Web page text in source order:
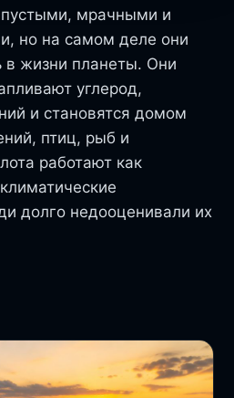
пустыми, мрачными и
но на самом деле они
в жизни планеты. Они
углерод,
и становятся домом
птиц, рыб и
работают как
долго недооценивали их